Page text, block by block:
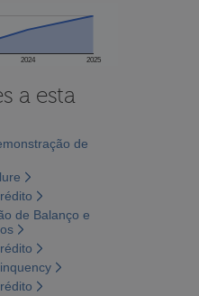
2024 2025
a esta
de
de Balanço e